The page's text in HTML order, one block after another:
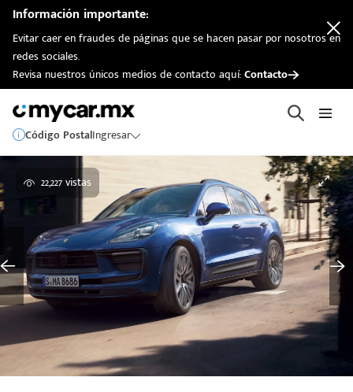
Información importante:
Evitar caer en fraudes de páginas que se hacen pasar por nosotros en
redes sociales.
Revisa nuestros únicos medios de contacto aquí:Contacto
Código PostalIngresar
22,227 vistas